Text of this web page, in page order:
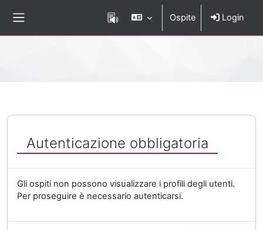
Ospite Login
Autenticazione obbligatoria
Gli ospiti non possono visualizzare i profili degli utenti.
Per proseguire è necessario autenticarsi.